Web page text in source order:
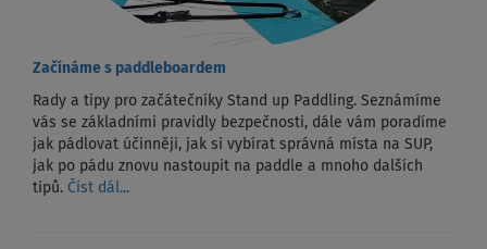
Začínáme s paddleboardem
Rady a tipy pro začátečníky Stand up Paddling. Seznámíme
vás se základními pravidly bezpečnosti, dále vám poradíme
jak pádlovat účinněji, jak si vybírat správná místa na SUP,
jak po pádu znovu nastoupit na paddle a mnoho dalších
tipů. Číst dál...